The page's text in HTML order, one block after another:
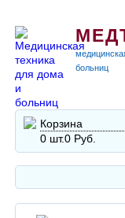
больниц
Корзина
0 шт.0 Руб.